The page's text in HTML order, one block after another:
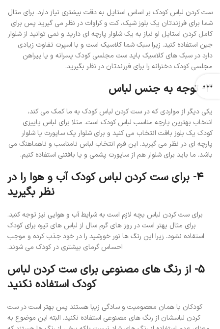
ست کردن لباس کودک بر اساس استایل به دقت بیشتری نیاز دارد. برای مثال
شما برای فرزندتان یک بلوز شیک، کت و کراوات در نظر می گیرید پس برای
کامل کردن استایل او نیاز به یک شلوار پارچه ای دارید و نمی توانید از شلوار
جین استفاده کنید. زیرا سبک شما کلاسیک است و با اسپرت تفاوت زیادی
دارد در سبک های کلاسیک باید ست مجلسی کودک پسرانه و یا پیراهن
مجلسی کودک دخترانه را برای فرزندتان در نظر بگیرید.
3- توجه به جنس لباس
یکی دیگر از مواردی که در ست کردن لباس کودک به ما کمک می کند،
انتخاب بهترین پارچه مناسب لباس کودک است. مثلا برای لباس پاییزی
کودک یک بلوز بافت انتخاب می کنید و برای شلوار یک ساپورت یا شلوار
پارچه ای در نظر می گیرید. این فرم انتخاب لباس نامناسب و ناهماهنگ می
باشد. ما باید برای شلوار هم از ساپورت پشمی و یا بافتنی استفاده کنیم.
4- برای ست کردن لباس کودک آب و هوا را در
نظر بگیرید
برای ست کردن لباس بچه لازم است به شرایط آب و هوایی نیز توجه کنید.
برای مثال بهتر است در روز های گرم سال از لباس های تیره برای کودک
استفاده نشود. زیرا این رنگ ها نور خورشید را در خود جذب کرده و موجب
احساس گرمای بیشتری در کودک می شوند.
5- از رنگ های مصنوعی برای ست کردن لباس
کودک استفاده نکنید
کودکان با همان معصومیت و سادگی زیبا هستند پس بهتر است در ست
کردن لباسشان از رنگ های مصنوعی استفاده نکنید. البته این موضوع به